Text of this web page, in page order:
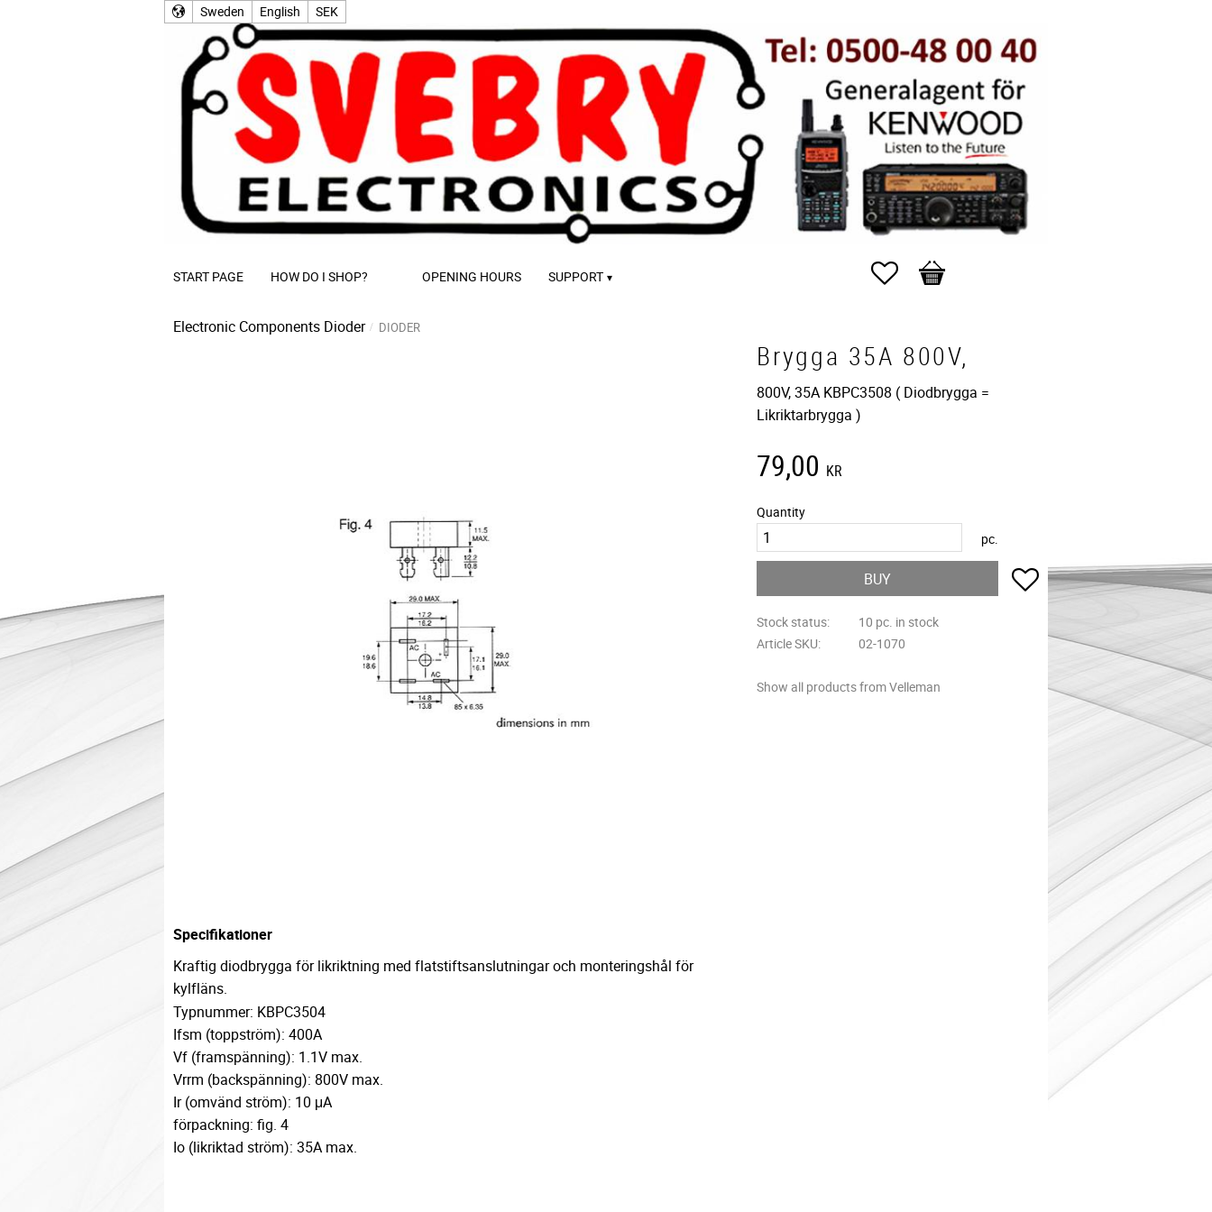
Sweden English SEK
START PAGE HOW DO I SHOP? OPENING HOURS SUPPORT Favorites
Basket
Electronic Components Dioder DIODER
Brygga 35A 800V,
800V, 35A KBPC3508 ( Diodbrygga =
Likriktarbrygga )
79,00 KR
Quantity
pc.
BUY Add to favorites
Stock status
10 pc. in stock
Article SKU
02-1070
Show all products from Velleman
Specifikationer
Kraftig diodbrygga för likriktning med flatstiftsanslutningar och monteringshål för
kylfläns.
Typnummer: KBPC3504
Ifsm (toppström): 400A
Vf (framspänning): 1.1V max.
Vrrm (backspänning): 800V max.
Ir (omvänd ström): 10 μA
förpackning: fig. 4
Io (likriktad ström): 35A max.